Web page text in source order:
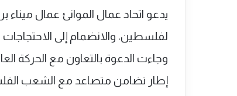
لفلسطين، والانضمام إلى الاحتجاجات
وجاءت الدعوة بالتعاون مع الحركة
إطار تضامن متصاعد مع الشعب